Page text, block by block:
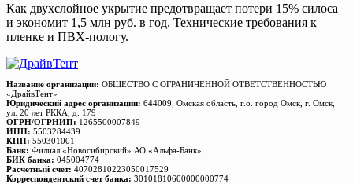
Как двухслойное укрытие предотвращает потери 15% силоса
и экономит 1,5 млн руб. в год. Технические требования к
пленке и ПВХ-пологу.
Название организации: ОБЩЕСТВО С ОГРАНИЧЕННОЙ ОТВЕТСТВЕННОСТЬЮ
«ДрайвТент»
Юридический адрес организации: 644009, Омская область, г.о. город Омск, г. Омск,
ул. 20 лет РККА, д. 179
ОГРН/ОГРНИП: 1265500007849
ИНН: 5503284439
КПП: 550301001
Банк: Филиал «Новосибирский» АО «Альфа-Банк»
БИК банка: 045004774
Расчетный счет: 40702810223050017529
Корреспондентский счет банка: 30101810600000000774